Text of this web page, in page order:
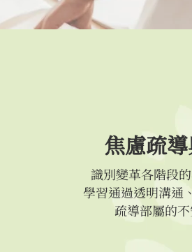
焦慮疏
識別變革各階段
學習通過透明溝通
疏導部屬的